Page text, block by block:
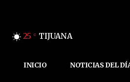
25 C TIJUANA
INICIO NOTICIAS DEL